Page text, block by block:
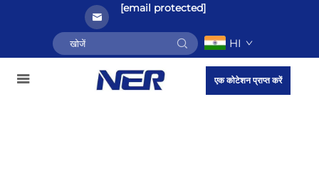
[email protected]
HI
एक कोटेशन प्राप्त करें